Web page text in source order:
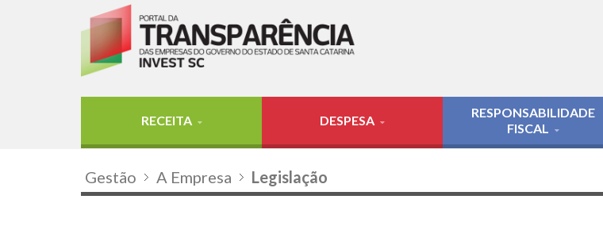
RECEITA DESPESA
RESPONSABILIDADE
FISCAL
Gestão A Empresa Legislação